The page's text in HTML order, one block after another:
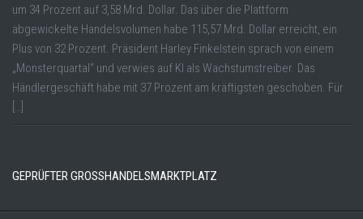
um 34 Prozent auf 3,58 Mrd. Dollar. Das über die Plattform
abgewickelte Handelsvolumen habe 115,57 Mrd. Dollar erreicht, ein
Plus von 32 Prozent. Präsident Harley Finkelstein sprach von einem
„Monsterquartal“ und verwies auf KI als Wachstumstreiber. Das
Händlergeschäft habe mit 37 Prozent am kräftigsten geschoben. Für
[…]
GEPRÜFTER GROSSHANDELSMARKTPLATZ